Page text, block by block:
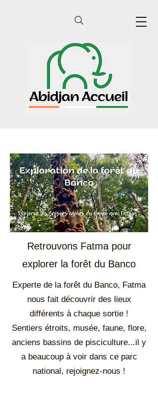
Retrouvons Fatma pour
explorer la forêt du Banco
Experte de la forêt du Banco, Fatma
nous fait découvrir des lieux
différents à chaque sortie !
Sentiers étroits, musée, faune, flore,
anciens bassins de pisciculture...il y
a beaucoup à voir dans ce parc
national, rejoignez-nous !